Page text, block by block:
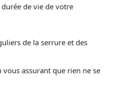
de vie de votre
de la serrure et des
assurant que rien ne se